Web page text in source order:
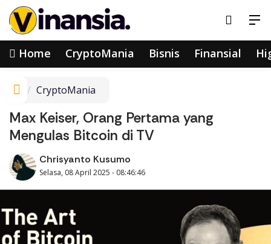
Home CryptoMania Bisnis Finansial
CryptoMania
Max Keiser, Orang Pertama yang
Mengulas Bitcoin di TV
Chrisyanto Kusumo
Selasa, 08 April 2025 - 08:46:46